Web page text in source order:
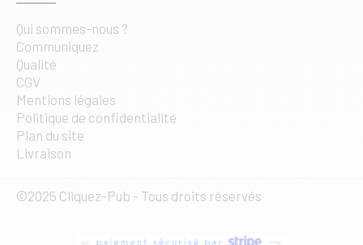
Qui sommes-nous ?
Communiquez
Qualité
CGV
Mentions légales
Politique de confidentialité
Plan du site
Livraison
©2025 Cliquez-Pub - Tous droits réservés